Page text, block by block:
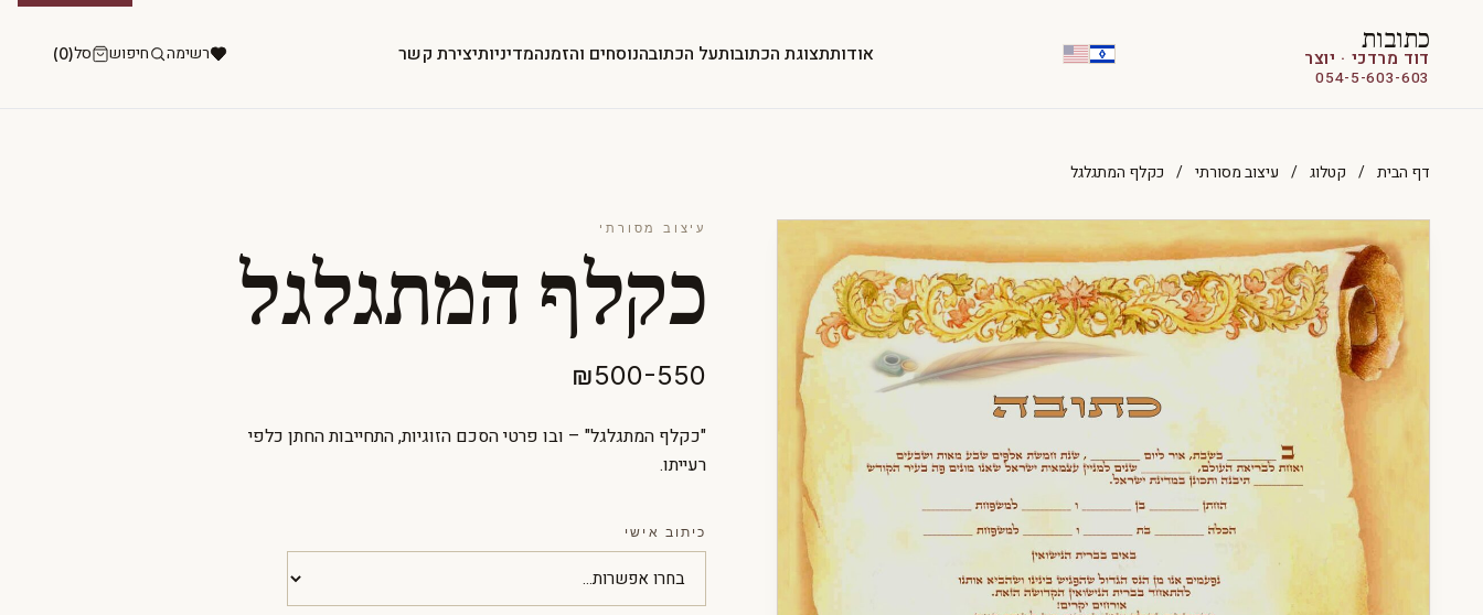
כתובות
דוד מרדכי · יוצר
054-5-603-603
אודותתצוגת הכתובותעל הכתובהנוסחים והזמנהמדיניותיצירת קשר רשימה חיפוש סל(0)
דף הבית / קטלוג / עיצוב מסורתי / כקלף המתגלגל
עיצוב מסורתי
כקלף המתגלגל
₪500-550
"כקלף המתגלגל" – ובו פרטי הסכם הזוגיות, התחייבות החתן כלפי
רעייתו.
כיתוב אישי